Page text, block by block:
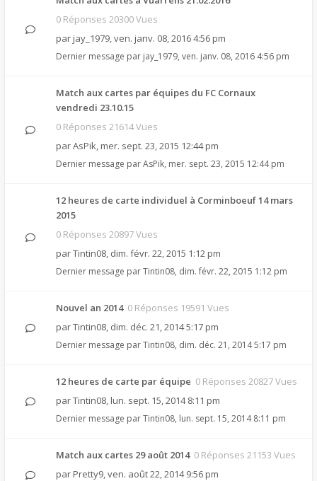
0 Réponses 20300 Vues
par jay_1979,ven. janv. 08, 2016 4:56 pm
Dernier message par jay_1979, ven. janv. 08, 2016 4:56 pm
Match aux cartes par équipes du FC Cornaux
vendredi 23.10.15
0 Réponses 21614 Vues
parAsPik, mer. sept. 23, 2015 12:44 pm
Dernier message parAsPik, mer. sept. 23, 2015 12:44 pm
12 heures de carte individuel à Corminboeuf 14 mars
2015
0 Réponses 20897 Vues
parTintin08, dim. févr. 22, 2015 1:12 pm
Dernier message parTintin08, dim. févr. 22, 2015 1:12 pm
Nouvel an 2014 0 Réponses 19591 Vues
parTintin08, dim. déc. 21, 2014 5:17 pm
Dernier message parTintin08, dim. déc. 21, 2014 5:17 pm
12 heures de carte par équipe 0 Réponses 20827 Vues
parTintin08, lun. sept. 15, 2014 8:11 pm
Dernier message parTintin08, lun. sept. 15, 2014 8:11 pm
Match aux cartes 29 août 2014 0 Réponses 21153 Vues
par Pretty9,ven. août 22, 2014 9:56 pm